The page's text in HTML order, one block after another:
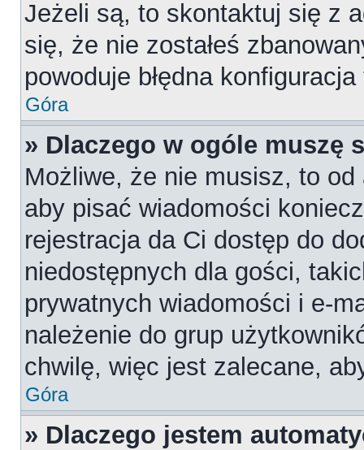
Jeżeli są, to skontaktuj się z
się, że nie zostałeś
powoduje błędna
Góra
» Dlaczego w ogóle muszę
Możliwe, że nie musisz, to
aby pisać wiadomości
rejestracja da Ci dostęp do
niedostępnych dla gości,
prywatnych wiadomości i e-
należenie do grup
chwilę, więc jest zalecane,
Góra
» Dlaczego jestem